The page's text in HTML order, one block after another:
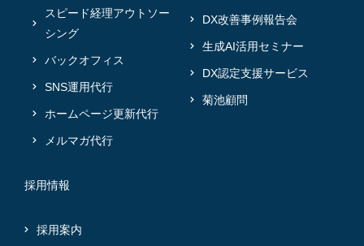
スピード経理アウトソー
シング
バックオフィス
SNS運用代行
ホームページ更新代行
メルマガ代行
DX改善事例報告会
生成AI活用セミナー
DX認定支援サービス
菊池顧問
採用情報
採用案内